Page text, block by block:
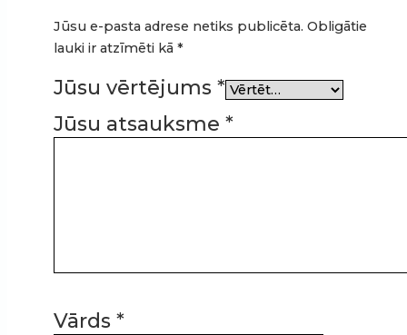
Jūsu e-pasta adrese netiks publicēta. Obligātie
lauki ir atzīmēti kā*
Jūsu vērtējums*
Jūsu atsauksme*
Vārds*